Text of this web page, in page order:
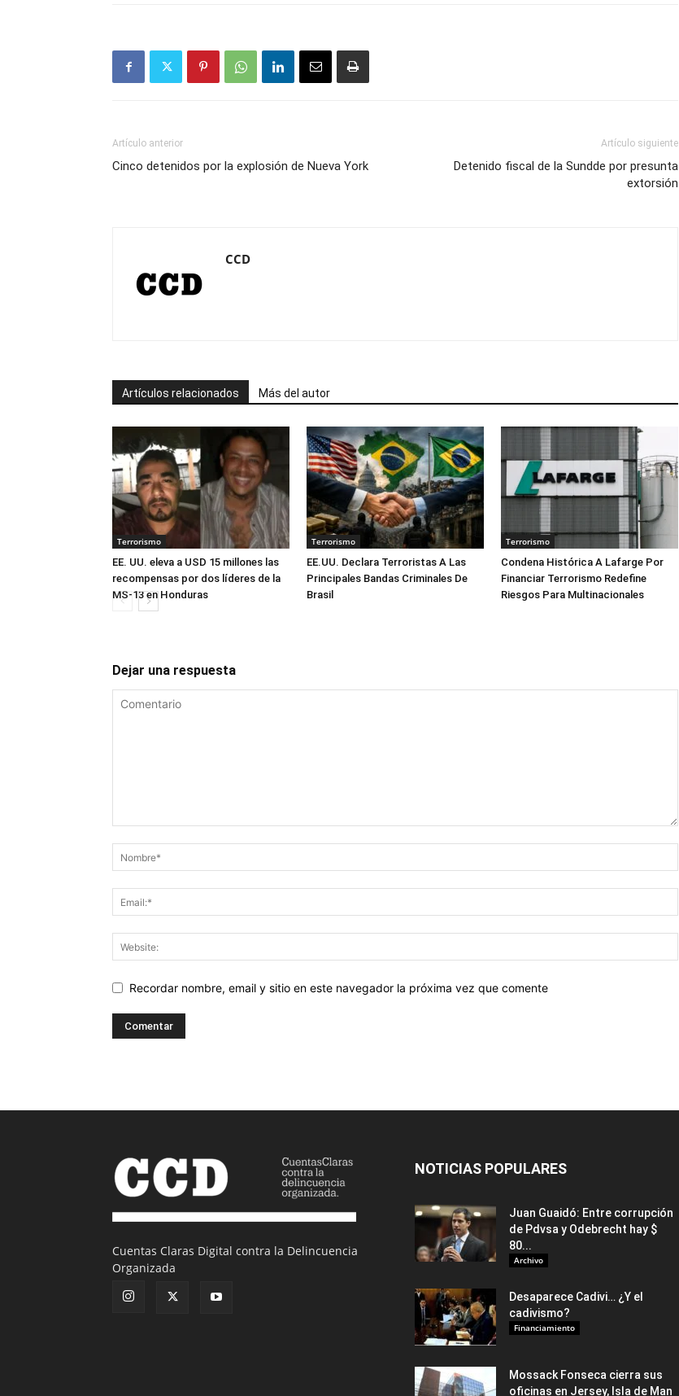
Artículo anterior
Cinco detenidos por la explosión de Nueva York
Artículo siguiente
Detenido fiscal de la Sundde por presunta
extorsión
CCD
Artículos relacionados Más del autor
Terrorismo
EE. UU. eleva a USD 15 millones las
recompensas por dos líderes de la
MS-13 en Honduras
Terrorismo
EE.UU. Declara Terroristas A Las
Principales Bandas Criminales De
Brasil
Terrorismo
Condena Histórica A Lafarge Por
Financiar Terrorismo Redefine
Riesgos Para Multinacionales
Dejar una respuesta
Recordar nombre, email y sitio en este navegador la próxima vez que comente
Cuentas Claras Digital contra la Delincuencia
Organizada
NOTICIAS POPULARES
Juan Guaidó: Entre corrupción
de Pdvsa y Odebrecht hay $
80...
Archivo
Desaparece Cadivi… ¿Y el
cadivismo?
Financiamiento
Mossack Fonseca cierra sus
oficinas en Jersey, Isla de Man